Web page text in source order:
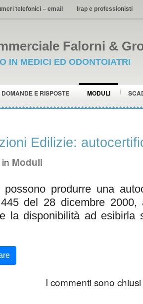
telefonici – email Irap e professionisti
Falorni &
IN MEDICI ED ODONTOIATRI
DOMANDE E RISPOSTE MODULI
Edilizie:
in Moduli
possono produrre una
del 28 dicembre 2000,
la disponibilità ad esibirla
I commenti sono chiusi